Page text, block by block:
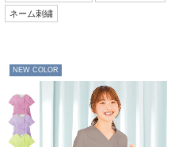
ネーム刺繍
NEW COLOR